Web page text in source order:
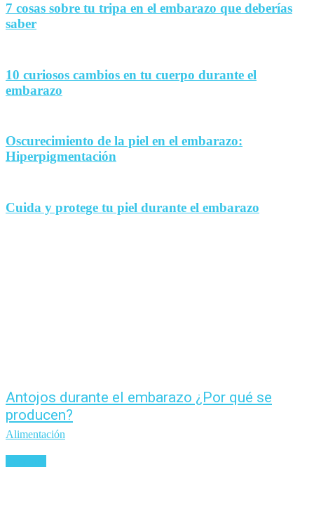
7 cosas sobre tu tripa en el embarazo que deberías
saber
10 curiosos cambios en tu cuerpo durante el
embarazo
Oscurecimiento de la piel en el embarazo:
Hiperpigmentación
Cuida y protege tu piel durante el embarazo
Antojos durante el embarazo ¿Por qué se
producen?
Alimentación